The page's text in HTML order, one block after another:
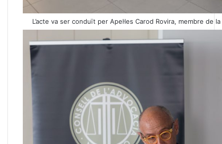
L’acte va ser conduït per Apel·les Carod Rovira, membre de